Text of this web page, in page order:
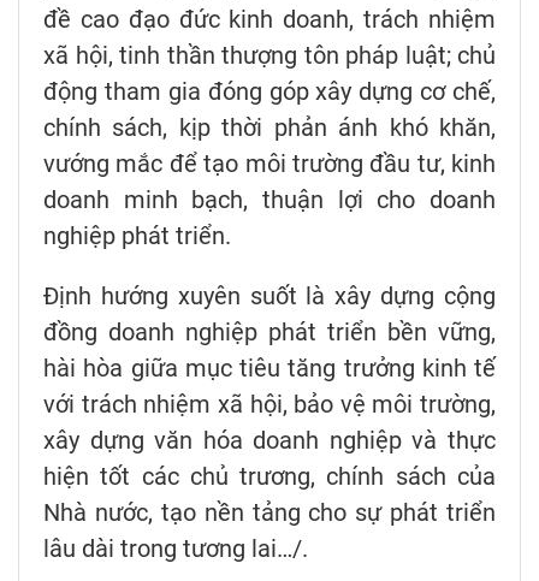
đề cao đạo đức kinh doanh, trách nhiệm
xã hội, tinh thần thượng tôn pháp luật; chủ
động tham gia đóng góp xây dựng cơ chế,
chính sách, kịp thời phản ánh khó khăn,
vướng mắc để tạo môi trường đầu tư, kinh
doanh minh bạch, thuận lợi cho doanh
nghiệp phát triển.
Định hướng xuyên suốt là xây dựng cộng
đồng doanh nghiệp phát triển bền vững,
hài hòa giữa mục tiêu tăng trưởng kinh tế
với trách nhiệm xã hội, bảo vệ môi trường,
xây dựng văn hóa doanh nghiệp và thực
hiện tốt các chủ trương, chính sách của
Nhà nước, tạo nền tảng cho sự phát triển
lâu dài trong tương lai…/.